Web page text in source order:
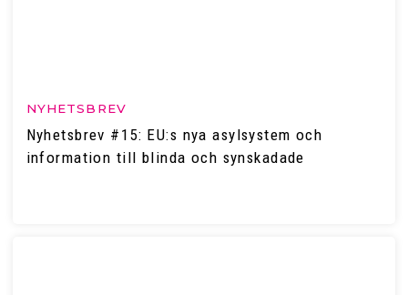
NYHETSBREV
Nyhetsbrev #15: EU:s nya asylsystem och
information till blinda och synskadade